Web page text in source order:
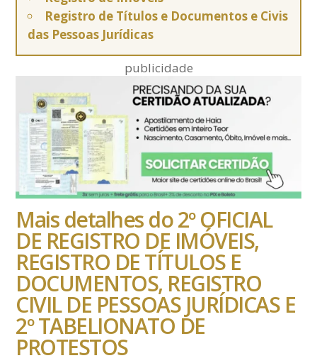
Registro de Títulos e Documentos e Civis
das Pessoas Jurídicas
publicidade
Mais detalhes do 2º OFICIAL
DE REGISTRO DE IMÓVEIS,
REGISTRO DE TÍTULOS E
DOCUMENTOS, REGISTRO
CIVIL DE PESSOAS JURÍDICAS E
2º TABELIONATO DE
PROTESTOS